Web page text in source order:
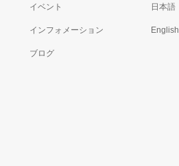
イベント
インフォメーション
ブログ
日本語
English